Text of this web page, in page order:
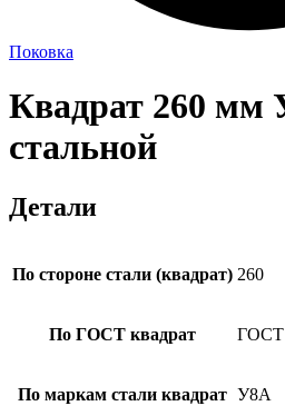
Поковка
Квадрат 260 мм
стальной
Детали
По стороне стали (квадрат) 260
По ГОСТ квадрат ГОСТ
По маркам стали квадрат У8А